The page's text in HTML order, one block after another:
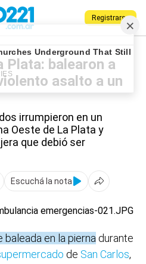
Registrarse
La Plata
Plata: balearon a
asalto a un
irrumpieron en un
Oeste de La Plata y
que debió ser
Escuchá la nota
baleada en la pierna durante
de San Carlos,